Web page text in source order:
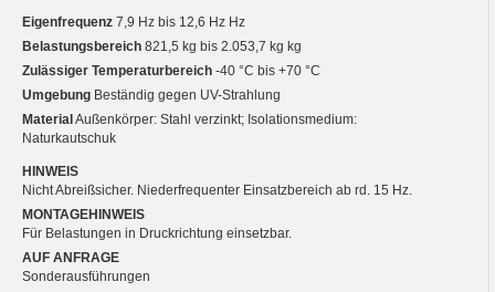
Eigenfrequenz 7,9 Hz bis 12,6 Hz Hz
Belastungsbereich 821,5 kg bis 2.053,7 kg kg
Zulässiger Temperaturbereich -40 °C bis +70 °C
Umgebung Beständig gegen UV-Strahlung
Material Außenkörper: Stahl verzinkt; Isolationsmedium:
Naturkautschuk
HINWEIS
Nicht Abreißsicher. Niederfrequenter Einsatzbereich ab rd. 15 Hz.
MONTAGEHINWEIS
Für Belastungen in Druckrichtung einsetzbar.
AUF ANFRAGE
Sonderausführungen